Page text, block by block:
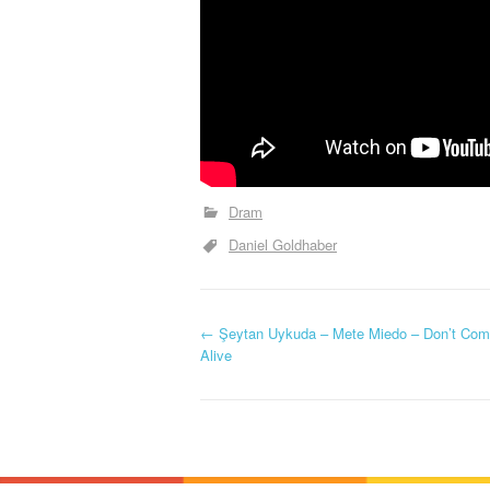
Dram
Daniel Goldhaber
Y
← Şeytan Uykuda – Mete Miedo – Don’t
Alive